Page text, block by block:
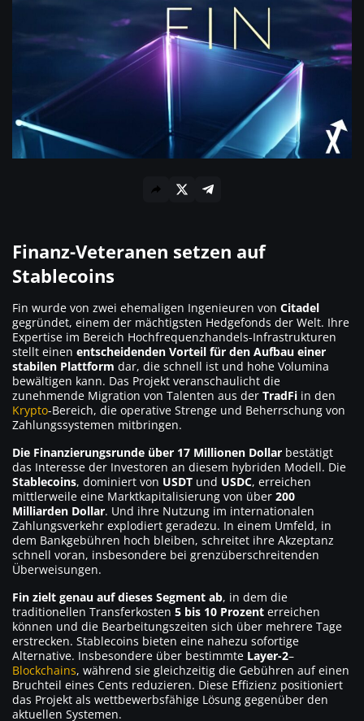
Finanz-Veteranen setzen auf
Stablecoins
Fin wurde von zwei ehemaligen Ingenieuren von Citadel
gegründet, einem der mächtigsten Hedgefonds der Welt. Ihre
Expertise im Bereich Hochfrequenzhandels-Infrastrukturen
stellt einen entscheidenden Vorteil für den Aufbau einer
stabilen Plattform dar, die schnell ist und hohe Volumina
bewältigen kann. Das Projekt veranschaulicht die
zunehmende Migration von Talenten aus der TradFi in den
Krypto-Bereich, die operative Strenge und Beherrschung von
Zahlungssystemen mitbringen.
Die Finanzierungsrunde über 17 Millionen Dollar bestätigt
das Interesse der Investoren an diesem hybriden Modell. Die
Stablecoins, dominiert von USDT und USDC, erreichen
mittlerweile eine Marktkapitalisierung von über 200
Milliarden Dollar. Und ihre Nutzung im internationalen
Zahlungsverkehr explodiert geradezu. In einem Umfeld, in
dem Bankgebühren hoch bleiben, schreitet ihre Akzeptanz
schnell voran, insbesondere bei grenzüberschreitenden
Überweisungen.
Fin zielt genau auf dieses Segment ab, in dem die
traditionellen Transferkosten 5 bis 10 Prozent erreichen
können und die Bearbeitungszeiten sich über mehrere Tage
erstrecken. Stablecoins bieten eine nahezu sofortige
Alternative. Insbesondere über bestimmte Layer-2–
Blockchains, während sie gleichzeitig die Gebühren auf einen
Bruchteil eines Cents reduzieren. Diese Effizienz positioniert
das Projekt als wettbewerbsfähige Lösung gegenüber den
aktuellen Systemen.